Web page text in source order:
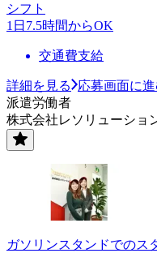
シフト
1日7.5時間からOK
交通費支給
詳細を見る
応募画面に
派遣労働者
株式会社レソリューショ
ガソリンスタンドでのス